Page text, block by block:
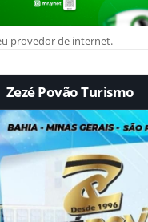
provedor de internet.
Zezé Povão Turismo